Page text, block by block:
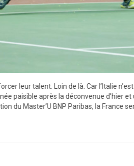
leur talent. Loin de là. Car l’Italie
paisible après la déconvenue d’hier
du Master’U BNP Paribas, la France